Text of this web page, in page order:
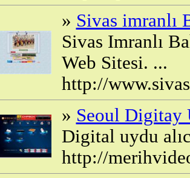
» Sivas imranlı
Sivas Imranlı
Web Sitesi. ...
http://
» Seoul Digitay
Digital uydu
http://